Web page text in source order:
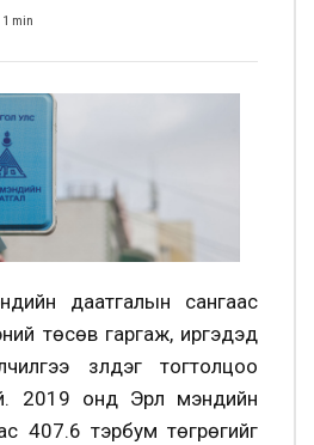
1 min
даатгалын сангаас
төсөв гаргаж, иргэдэд
үзүүлдэг тогтолцоо
2019 онд Эрүүл мэндийн
407.6 тэрбум төгрөгийг